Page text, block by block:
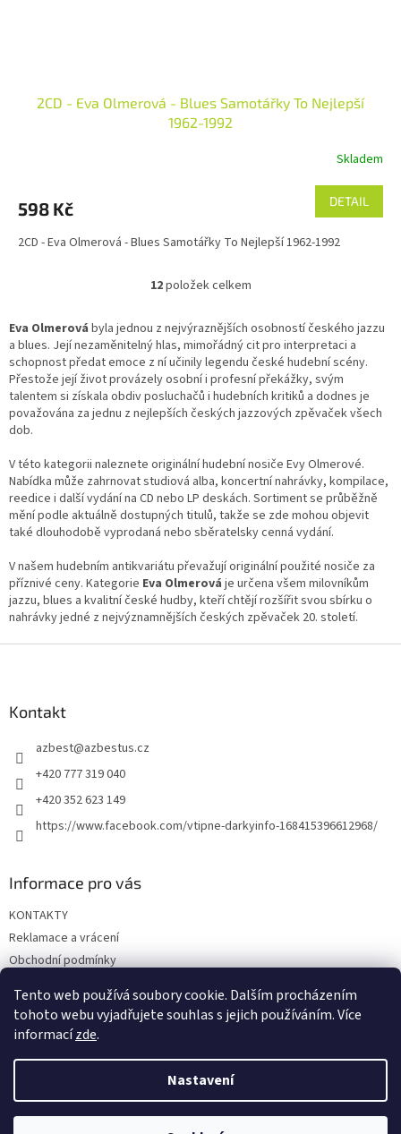
Tento web používá soubory cookie. Dalším procházením
tohoto webu vyjadřujete souhlas s jejich používáním. Více
informacízde.
Nastavení
2CD - Eva Olmerová - Blues Samotářky To Nejlepší
1962-1992
Skladem
598 Kč DETAIL
2CD - Eva Olmerová - Blues Samotářky To Nejlepší 1962-1992
O
l
á
d
a
c
í
v
k
y
v
ý
i
s
u
12položek celkem
Eva Olmerová byla jednou z nejvýraznějších osobností českého jazzu
a blues. Její nezaměnitelný hlas, mimořádný cit pro interpretaci a
schopnost předat emoce z ní učinily legendu české hudební scény.
Přestože její život provázely osobní i profesní překážky, svým
talentem si získala obdiv posluchačů i hudebních kritiků a dodnes je
považována za jednu z nejlepších českých jazzových zpěvaček všech
dob.
V této kategorii naleznete originální hudební nosiče Evy Olmerové.
Nabídka může zahrnovat studiová alba, koncertní nahrávky, kompilace,
reedice i další vydání na CD nebo LP deskách. Sortiment se průběžně
mění podle aktuálně dostupných titulů, takže se zde mohou objevit
také dlouhodobě vyprodaná nebo sběratelsky cenná vydání.
V našem hudebním antikvariátu převažují originální použité nosiče za
příznivé ceny. Kategorie Eva Olmerová je určena všem milovníkům
jazzu, blues a kvalitní české hudby, kteří chtějí rozšířit svou sbírku o
nahrávky jedné z nejvýznamnějších českých zpěvaček 20. století.
Kontakt
azbest@azbestus.cz
+420 777 319 040
+420 352 623 149
https://www.facebook.com/vtipne-darkyinfo-168415396612968/
Informace pro vás
KONTAKTY
Reklamace a vrácení
Obchodní podmínky
Doprava a platba
Vytvořil Shoptet